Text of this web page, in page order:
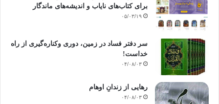
برای کتاب‌های نایاب و اندیشه‌های ماندگار
۰۵/۰۳/۱۹
سر دفتر فساد در زمین‌، دوری وکناره‌گیری از راه
خداست‌!
۰۴/۰۸/۰۳
رهایی از زندانِ اوهام
۰۴/۰۸/۰۳